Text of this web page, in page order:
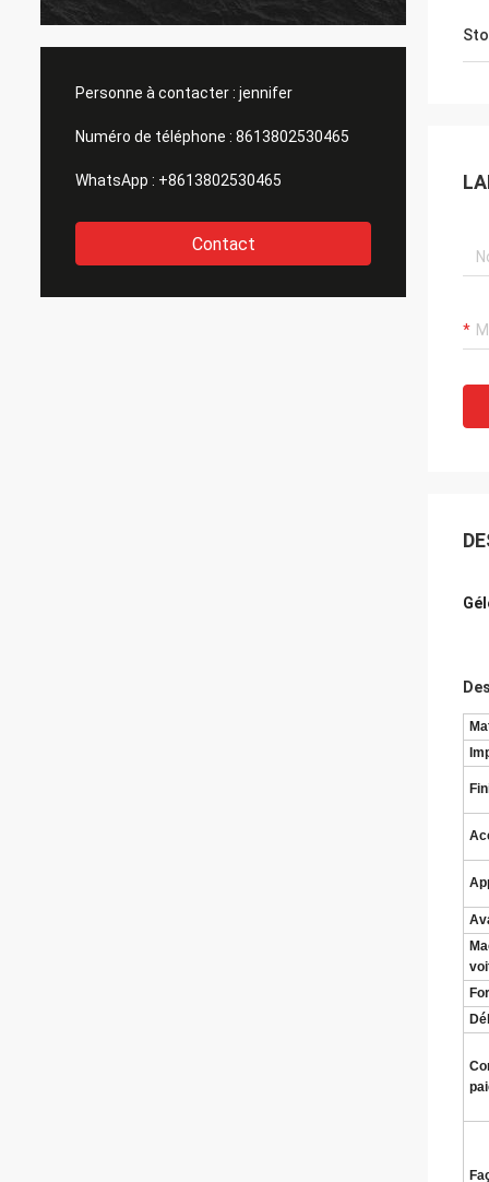
Personne à contacter : jennifer
Numéro de téléphone : 8613802530465
WhatsApp : +8613802530465
Contact